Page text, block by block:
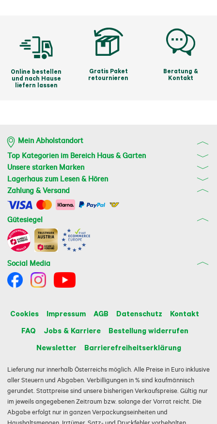
Online bestellen
und nach Hause
liefern lassen
Gratis Paket
retournieren
Beratung &
Kontakt
Mein Abholstandort
Top Kategorien im Bereich Haus & Garten
Unsere starken Marken
Lagerhaus zum Lesen & Hören
Zahlung & Versand
Gütesiegel
Social Media
Cookies Impressum AGB Datenschutz
Kontakt
FAQ
Jobs & Karriere
Bestellung widerrufen
Newsletter
Barrierefreiheitserklärung
Lieferung nur innerhalb Österreichs möglich. Alle Preise in Euro inklusive
aller Steuern und Abgaben. Verbilligungen in % sind kaufmännisch
gerundet. Stattpreise sind unsere bisherigen Verkaufspreise. Gültig nur
im jeweils angegebenen Zeitraum bzw. solange der Vorrat reicht. Die
Abgabe erfolgt nur in ganzen Verpackungseinheiten und